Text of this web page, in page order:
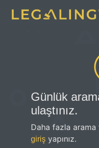
Günlük
ulaştınız.
Daha fazla
giriş yapınız.